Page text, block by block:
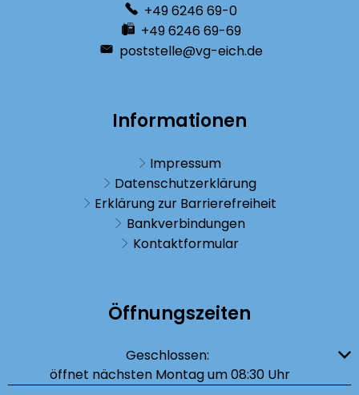
+49 6246 69-0
+49 6246 69-69
poststelle@vg-eich.de
Informationen
Impressum
Datenschutzerklärung
Erklärung zur Barrierefreiheit
Bankverbindungen
Kontaktformular
Öffnungszeiten
Klicken, um weitere Öffnungs- oder Schließzeiten auszublenden
Geschlossen:
öffnet nächsten Montag um 08:30 Uhr